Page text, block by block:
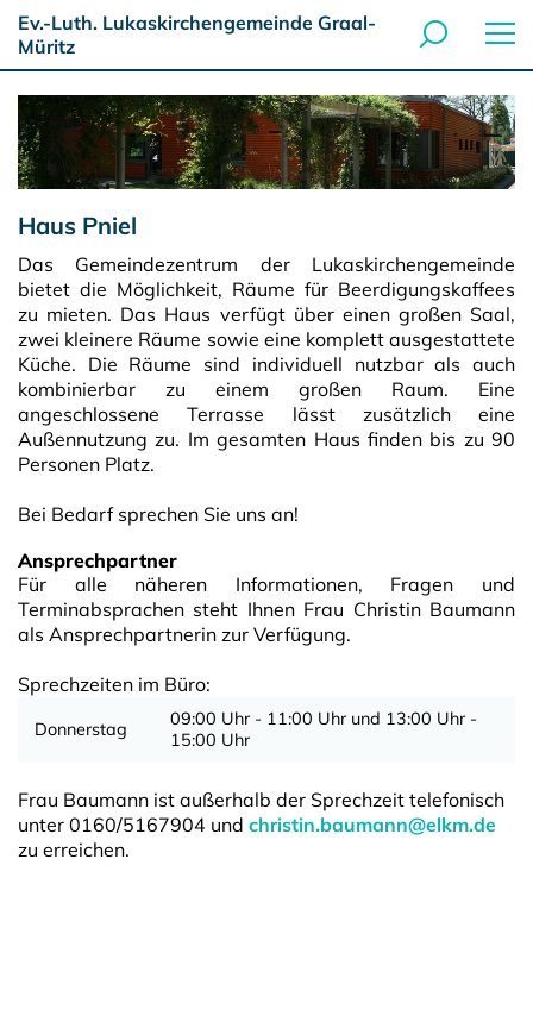
Ev.-Luth. Lukaskirchengemeinde Graal-
Müritz
Haus Pniel
Das Gemeindezentrum der Lukaskirchengemeinde
bietet die Möglichkeit, Räume für Beerdigungskaffees
zu mieten. Das Haus verfügt über einen großen Saal,
zwei kleinere Räume sowie eine komplett ausgestattete
Küche. Die Räume sind individuell nutzbar als auch
kombinierbar zu einem großen Raum. Eine
angeschlossene Terrasse lässt zusätzlich eine
Außennutzung zu. Im gesamten Haus finden bis zu 90
Personen Platz.
Bei Bedarf sprechen Sie uns an!
Ansprechpartner
Für alle näheren Informationen, Fragen und
Terminabsprachen steht Ihnen Frau Christin Baumann
als Ansprechpartnerin zur Verfügung.
Sprechzeiten im Büro:
Donnerstag
09:00 Uhr - 11:00 Uhr und 13:00 Uhr -
15:00 Uhr
Frau Baumann ist außerhalb der Sprechzeit telefonisch
unter 0160/5167904 und christin.baumann@elkm.de
zu erreichen.